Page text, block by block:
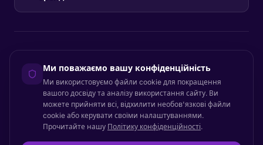
Certainly Group ApS
C/O GRROW, Pilestræde 52A · 1112 København K · Denmark
Ми поважаємо вашу конфіденційність
Ми використовуємо файли cookie для покращення
вашого досвіду та аналізу використання сайту. Ви
можете прийняти всі, відхилити необов'язкові файли
cookie або керувати своїми налаштуваннями.
Прочитайте нашу Політику конфіденційності.